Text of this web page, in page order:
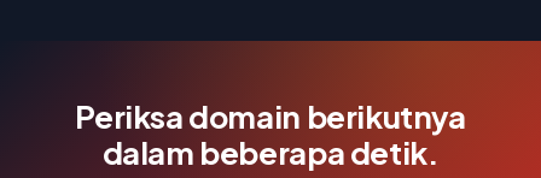
Periksa domain berikutnya
dalam beberapa detik.